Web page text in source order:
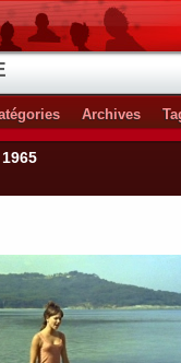
Archives